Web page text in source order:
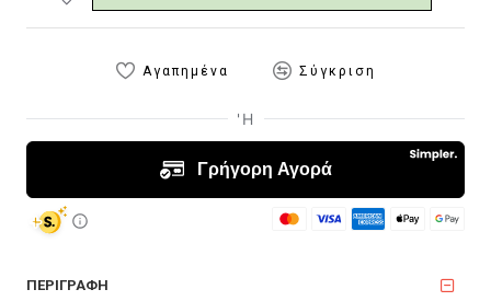
Αγαπημένα Σύγκριση
ΠΕΡΙΓΡΑΦΗ